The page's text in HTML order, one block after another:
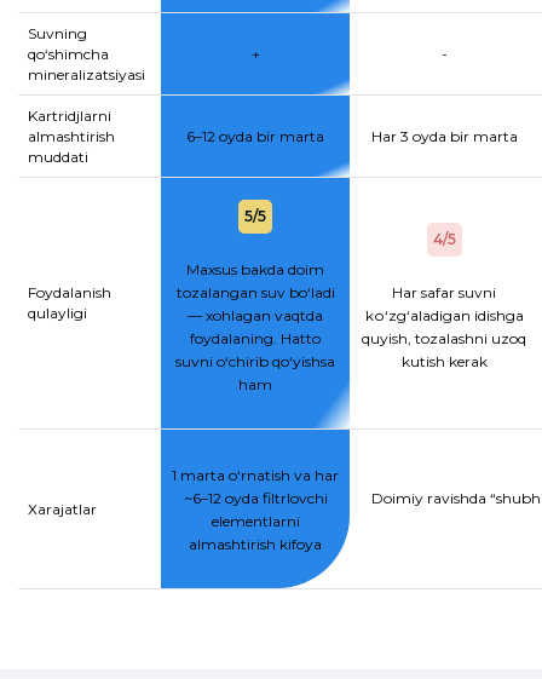
Suvning
qo‘shimcha
mineralizatsiyasi
+ -
Kartridjlarni
almashtirish
muddati
6–12 oyda bir marta Har 3 oyda bir marta
Foydalanish
qulayligi
5/5
Maxsus bakda doim
tozalangan suv bo‘ladi
— xohlagan vaqtda
foydalaning. Hatto
suvni o‘chirib qo‘yishsa
ham
4/5
Har safar suvni
kо‘zg‘aladigan idishga
quyish, tozalashni uzoq
kutish kerak
Xarajatlar
1 marta o‘rnatish va har
~6–12 oyda filtrlovchi
elementlarni
almashtirish kifoya
Doimiy ravishda